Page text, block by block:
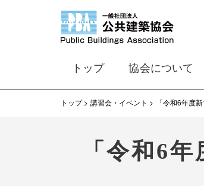
トップ 協会について
トップ 講習会・イベント 「令和6年度
「令和6